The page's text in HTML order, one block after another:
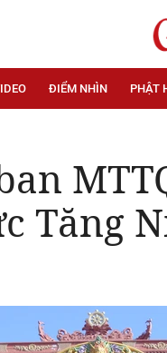
ĐIỂM NHÌN PHẬT
Tăng